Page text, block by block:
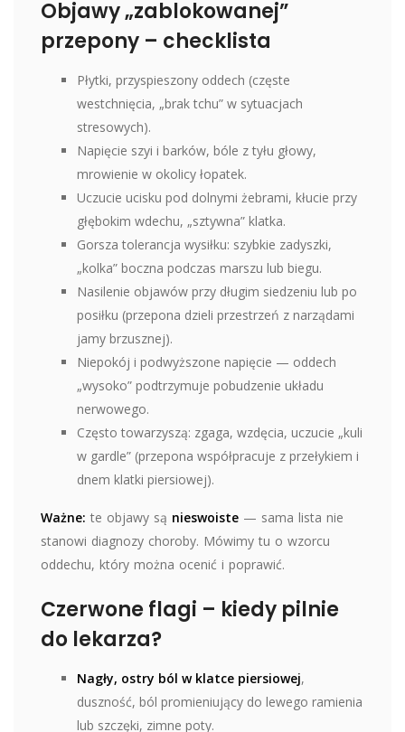
Objawy „zablokowanej”
przepony – checklista
Płytki, przyspieszony oddech (częste
westchnięcia, „brak tchu” w sytuacjach
stresowych).
Napięcie szyi i barków, bóle z tyłu głowy,
mrowienie w okolicy łopatek.
Uczucie ucisku pod dolnymi żebrami, kłucie przy
głębokim wdechu, „sztywna” klatka.
Gorsza tolerancja wysiłku: szybkie zadyszki,
„kolka” boczna podczas marszu lub biegu.
Nasilenie objawów przy długim siedzeniu lub po
posiłku (przepona dzieli przestrzeń z narządami
jamy brzusznej).
Niepokój i podwyższone napięcie — oddech
„wysoko” podtrzymuje pobudzenie układu
nerwowego.
Często towarzyszą: zgaga, wzdęcia, uczucie „kuli
w gardle” (przepona współpracuje z przełykiem i
dnem klatki piersiowej).
Ważne: te objawy są nieswoiste — sama lista nie
stanowi diagnozy choroby. Mówimy tu o wzorcu
oddechu, który można ocenić i poprawić.
Czerwone flagi – kiedy pilnie
do lekarza?
Nagły, ostry ból w klatce piersiowej,
duszność, ból promieniujący do lewego ramienia
lub szczęki, zimne poty.